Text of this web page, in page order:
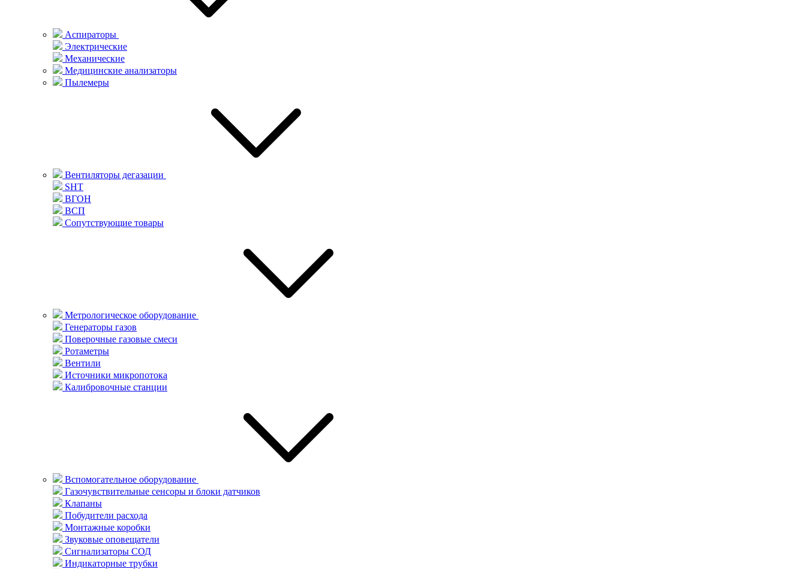
Аспираторы
Электрические
Механические
Медицинские анализаторы
Пылемеры
Вентиляторы дегазации
SHT
ВГОН
ВСП
Сопутствующие товары
Метрологическое оборудование
Генераторы газов
Поверочные газовые смеси
Ротаметры
Вентили
Источники микропотока
Калибровочные станции
Вспомогательное оборудование
Газочувствительные сенсоры и блоки датчиков
Клапаны
Побудители расхода
Монтажные коробки
Звуковые оповещатели
Сигнализаторы СОД
Индикаторные трубки